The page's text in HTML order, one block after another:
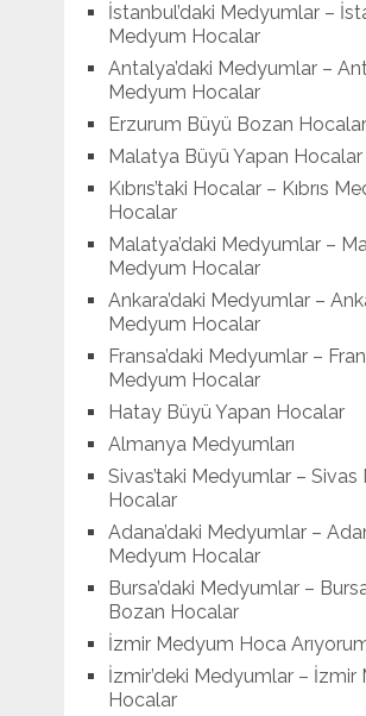
İstanbul’daki Medyumlar –
Medyum Hocalar
Antalya’daki Medyumlar –
Medyum Hocalar
Erzurum Büyü Bozan Hocalar
Malatya Büyü Yapan Hocalar
Kıbrıs’taki Hocalar – Kıbrıs
Hocalar
Malatya’daki Medyumlar –
Medyum Hocalar
Ankara’daki Medyumlar –
Medyum Hocalar
Fransa’daki Medyumlar –
Medyum Hocalar
Hatay Büyü Yapan Hocalar
Almanya Medyumları
Sivas’taki Medyumlar –
Hocalar
Adana’daki Medyumlar –
Medyum Hocalar
Bursa’daki Medyumlar –
Bozan Hocalar
İzmir Medyum Hoca
İzmir’deki Medyumlar – İzmir
Hocalar